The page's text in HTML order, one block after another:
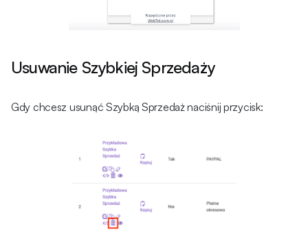
Usuwanie Szybkiej Sprzedaży
Gdy chcesz usunąć Szybką Sprzedaż naciśnij przycisk: